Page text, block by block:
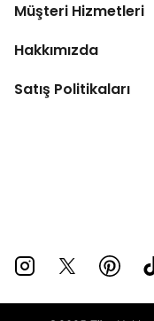
Müşteri Hizmetleri
Hakkımızda
Satış Politikaları